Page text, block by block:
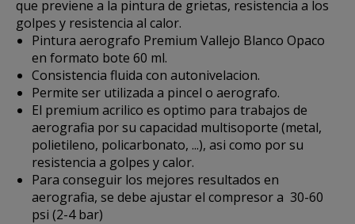
que previene a la pintura de grietas, resistencia a los
golpes y resistencia al calor.
Pintura aerografo Premium Vallejo Blanco Opaco
en formato bote 60 ml.
Consistencia fluida con autonivelacion.
Permite ser utilizada a pincel o aerografo.
El premium acrilico es optimo para trabajos de
aerografia por su capacidad multisoporte (metal,
polietileno, policarbonato, ...), asi como por su
resistencia a golpes y calor.
Para conseguir los mejores resultados en
aerografia, se debe ajustarel compresor a 30-60
psi (2-4 bar)